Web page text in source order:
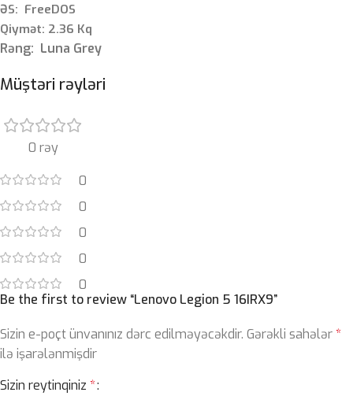
ƏS: FreeDOS
Qiymət: 2.36 Kq
Rəng: Luna Grey
Müştəri rəyləri
0 rəy
0
0
0
0
0
Be the first to review “Lenovo Legion 5 16IRX9”
Sizin e-poçt ünvanınız dərc edilməyəcəkdir. Gərəkli sahələr*
ilə işarələnmişdir
Sizin reytinqiniz *